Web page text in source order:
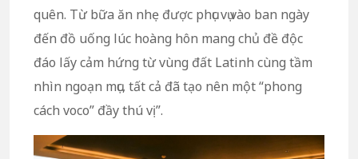
quên. Từ bữa ăn nhẹ được phục vụ vào ban ngày
đến đồ uống lúc hoàng hôn mang chủ đề độc
đáo lấy cảm hứng từ vùng đất Latinh cùng tầm
nhìn ngoạn mục, tất cả đã tạo nên một “phong
cách voco” đầy thú vị”.